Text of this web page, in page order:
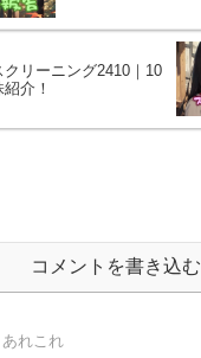
リーニング2410｜10
介！
コメントを書き込む
あれこれ